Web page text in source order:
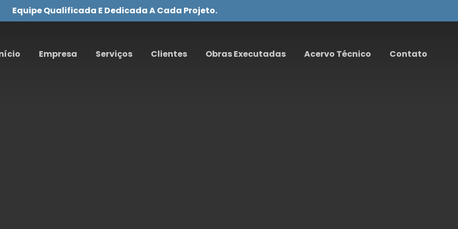
Equipe Qualificada E Dedicada A Cada Projeto.
Empresa Serviços Clientes Obras Executadas Acervo Técnico Contato